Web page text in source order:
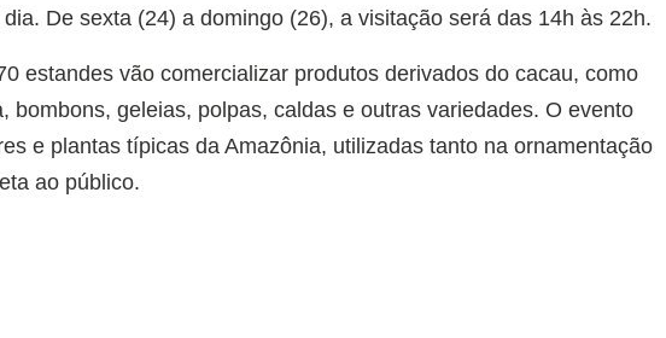
De sexta (24) a domingo (26), a visitação será das 14h às 22h.
estandes vão comercializar produtos derivados do cacau, como
bombons, geleias, polpas, caldas e outras variedades. O evento
e plantas típicas da Amazônia, utilizadas tanto na ornamentação
ao público.